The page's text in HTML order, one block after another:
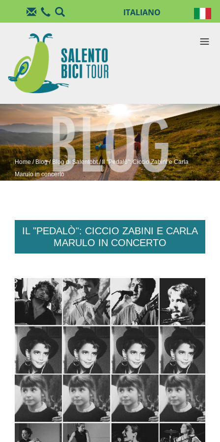
Salta al contenuto principale
Home/Blog/Blog di Salentobt/ Il "Pedalò": Ciccio Zabini e Carla
Marulo in concerto
IL "PEDALÒ": CICCIO ZABINI E CARLA
MARULO IN CONCERTO